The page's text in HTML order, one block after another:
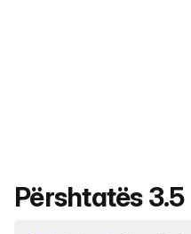
Emri i
Përshtatës